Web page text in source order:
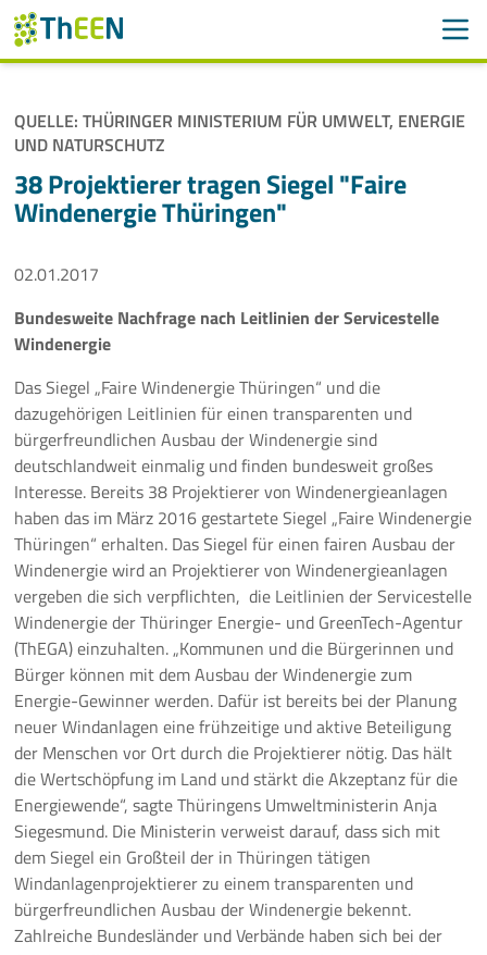
Navigation überspringen
ThEEN
Services
Aktivitäten
Veranstaltungen
Aktuelles
Meldungen
Pressemeldungen
Branchenmeldungen
Statements
Positionen
Jobs
Mediathek
Akkreditierung
Mehr
QUELLE: THÜRINGER MINISTERIUM FÜR UMWELT, ENERGIE
UND NATURSCHUTZ
38 Projektierer tragen Siegel "Faire
Windenergie Thüringen"
02.01.2017
Bundesweite Nachfrage nach Leitlinien der Servicestelle
Windenergie
Das Siegel „Faire Windenergie Thüringen“ und die
dazugehörigen Leitlinien für einen transparenten und
bürgerfreundlichen Ausbau der Windenergie sind
deutschlandweit einmalig und finden bundesweit großes
Interesse. Bereits 38 Projektierer von Windenergieanlagen
haben das im März 2016 gestartete Siegel „Faire Windenergie
Thüringen“ erhalten. Das Siegel für einen fairen Ausbau der
Windenergie wird an Projektierer von Windenergieanlagen
vergeben die sich verpflichten, die Leitlinien der Servicestelle
Windenergie der Thüringer Energie- und GreenTech-Agentur
(ThEGA) einzuhalten. „Kommunen und die Bürgerinnen und
Bürger können mit dem Ausbau der Windenergie zum
Energie-Gewinner werden. Dafür ist bereits bei der Planung
neuer Windanlagen eine frühzeitige und aktive Beteiligung
der Menschen vor Ort durch die Projektierer nötig. Das hält
die Wertschöpfung im Land und stärkt die Akzeptanz für die
Energiewende“, sagte Thüringens Umweltministerin Anja
Siegesmund. Die Ministerin verweist darauf, dass sich mit
dem Siegel ein Großteil der in Thüringen tätigen
Windanlagenprojektierer zu einem transparenten und
bürgerfreundlichen Ausbau der Windenergie bekennt.
Zahlreiche Bundesländer und Verbände haben sich bei der